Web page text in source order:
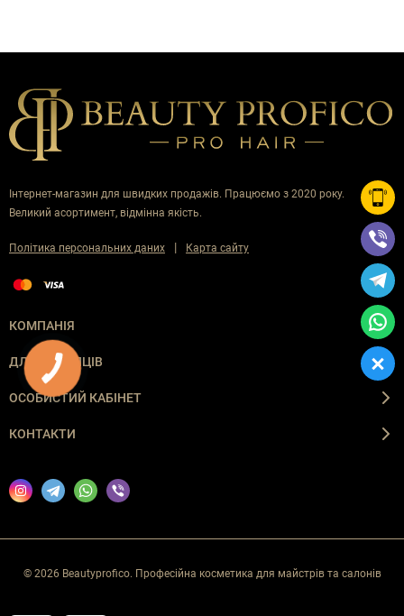
Інтернет-магазин для швидких продажів. Працюємо з 2020 року.
Великий асортимент, відмінна якість.
Політика персональних даних | Карта сайту
КОМПАНІЯ
ДЛЯ ПОКУПЦІВ
ОСОБИСТИЙ КАБІНЕТ
КОНТАКТИ
© 2026 Beautyprofico. Професійна косметика для майстрів та салонів